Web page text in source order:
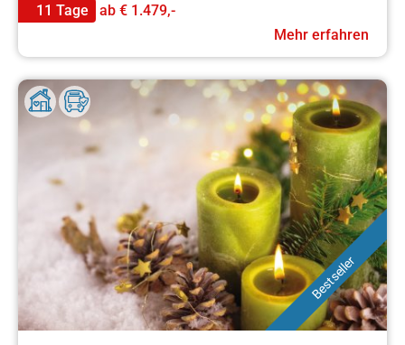
11 Tage
ab € 1.479,-
Mehr erfahren
Bestseller